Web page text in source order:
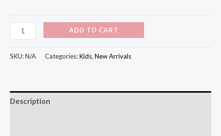
ADD TO CART
SKU:N/A Categories:Kids, New Arrivals
Description